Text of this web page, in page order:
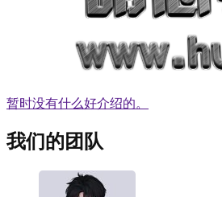
暂时没有什么好介绍的。
我们的团队